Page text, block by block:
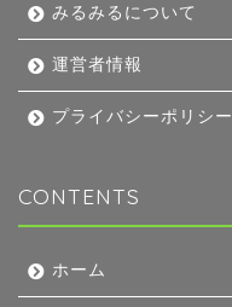
みるみるについて
運営者情報
プライバシーポリシー
CONTENTS
ホーム